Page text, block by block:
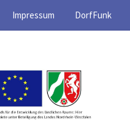
Impressum DorfFunk